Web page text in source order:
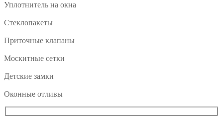
Уплотнитель на окна
Стеклопакеты
Приточные клапаны
Москитные сетки
Детские замки
Оконные отливы